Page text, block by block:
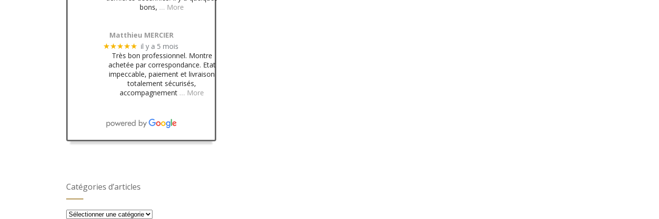
bons, … More
Matthieu MERCIER
★★★★★ il y a 5 mois
Très bon professionnel. Montre
achetée par correspondance. Etat
impeccable, paiement et livraison
totalement sécurisés,
accompagnement … More
Catégories d’articles
Catégories